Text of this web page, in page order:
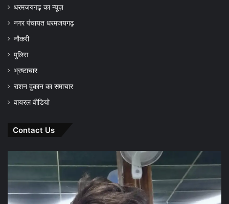
धरमजयगढ़ का न्यूज़
नगर पंचायत धरमजयगढ़
नौकरी
पुलिस
भ्रष्टाचार
राशन दुकान का समाचार
वायरल वीडियो
Contact Us